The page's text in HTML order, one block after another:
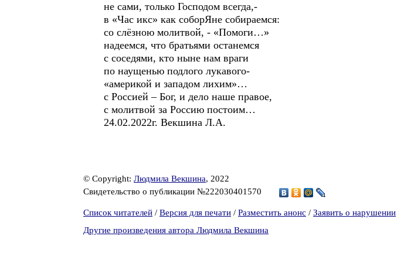
не сами, только Господом всегда,-
в «Час икс» как соборЯне собираемся:
со слёзною молитвой, - «Помоги…»
надеемся, что братьями останемся
с соседями, кто ныне нам враги
по наущенью подлого лукавого-
«америкой и западом лихим»…
с Россией – Бог, и дело наше правое,
с молитвой за Россию постоим…
24.02.2022г. Векшина Л.А.
© Copyright: Людмила Векшина, 2022
Свидетельство о публикации №222030401570
Список читателей / Версия для печати / Разместить анонс / Заявить о нарушении
Другие произведения автора Людмила Векшина